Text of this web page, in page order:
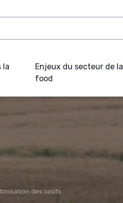
la
Enjeux du secteur de la
food
des coûts